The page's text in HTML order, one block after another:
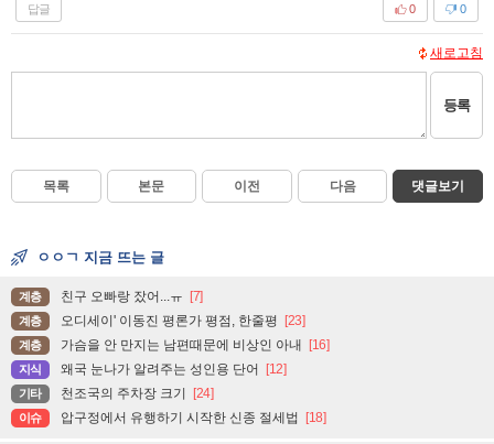
답글 0
0
새로고침
등록
목록 본문 이전 다음 댓글보기
ㅇㅇㄱ 지금 뜨는 글
계층 친구 오빠랑 잤어...ㅠ [7]
계층 오디세이' 이동진 평론가 평점, 한줄평 [23]
계층 가슴을 안 만지는 남편때문에 비상인 아내 [16]
지식 왜국 눈나가 알려주는 성인용 단어 [12]
기타 천조국의 주차장 크기 [24]
이슈 압구정에서 유행하기 시작한 신종 절세법 [18]